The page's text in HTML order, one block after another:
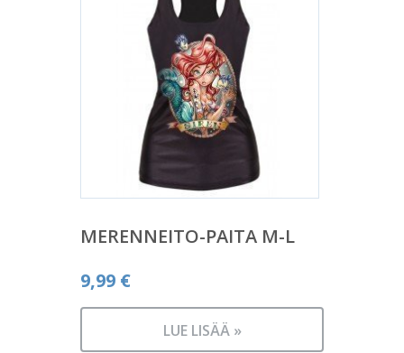
MERENNEITO-PAITA M-L
9,99 €
LUE LISÄÄ »